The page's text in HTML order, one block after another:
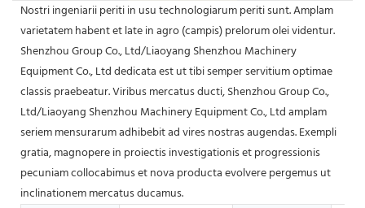
Nostri ingeniarii periti in usu technologiarum periti sunt. Amplam
varietatem habent et late in agro (campis) prelorum olei videntur.
Shenzhou Group Co., Ltd/Liaoyang Shenzhou Machinery
Equipment Co., Ltd dedicata est ut tibi semper servitium optimae
classis praebeatur. Viribus mercatus ducti, Shenzhou Group Co.,
Ltd/Liaoyang Shenzhou Machinery Equipment Co., Ltd amplam
seriem mensurarum adhibebit ad vires nostras augendas. Exempli
gratia, magnopere in proiectis investigationis et progressionis
pecuniam collocabimus et nova producta evolvere pergemus ut
inclinationem mercatus ducamus.